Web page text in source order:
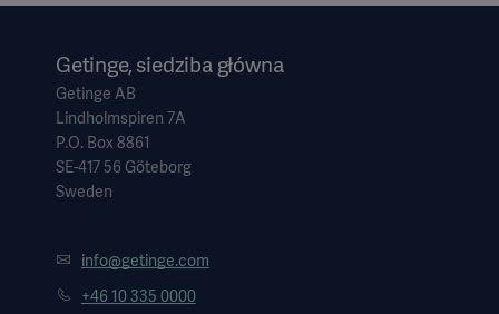
Getinge, siedziba główna
Getinge AB
Lindholmspiren 7A
P.O. Box 8861
SE-417 56 Göteborg
Sweden
info@getinge.com
+46 10 335 0000